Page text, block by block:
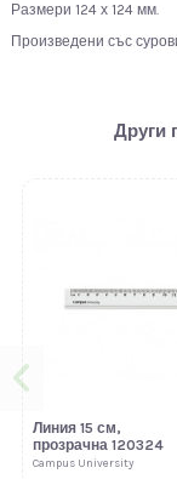
Размери 124 х 124 мм.
Произведени със
Други
Линия 15 см,
прозрачна 120324
Campus University